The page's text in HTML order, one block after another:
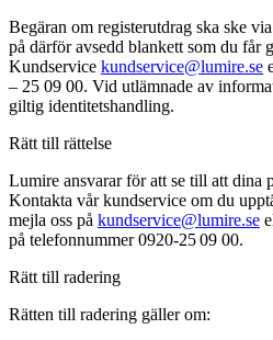
Begäran om registerutdrag ska ske via
på därför avsedd blankett som du får
Kundservice kundservice@lumire.se
– 25 09 00. Vid utlämnade av
giltig identitetshandling.
Rätt till rättelse
Lumire ansvarar för att se till att dina
Kontakta vår kundservice om du
mejla oss på kundservice@lumire.se
på telefonnummer 0920-25 09 00.
Rätt till radering
Rätten till radering gäller om: